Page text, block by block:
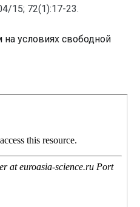
15; 72(1):17-23.
на условиях свободной